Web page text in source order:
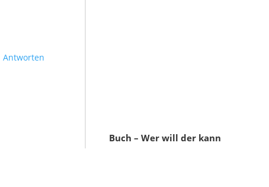
Antworten
Buch – Wer will der kann